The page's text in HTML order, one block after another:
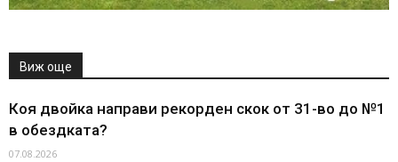
Виж още
Коя двойка направи рекорден скок от 31-во до №1
в обездката?
07.08.2026